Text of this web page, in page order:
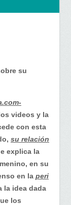
su
videos y la
con esta
su relación
explica la
en su
en la peri
la idea dada
los